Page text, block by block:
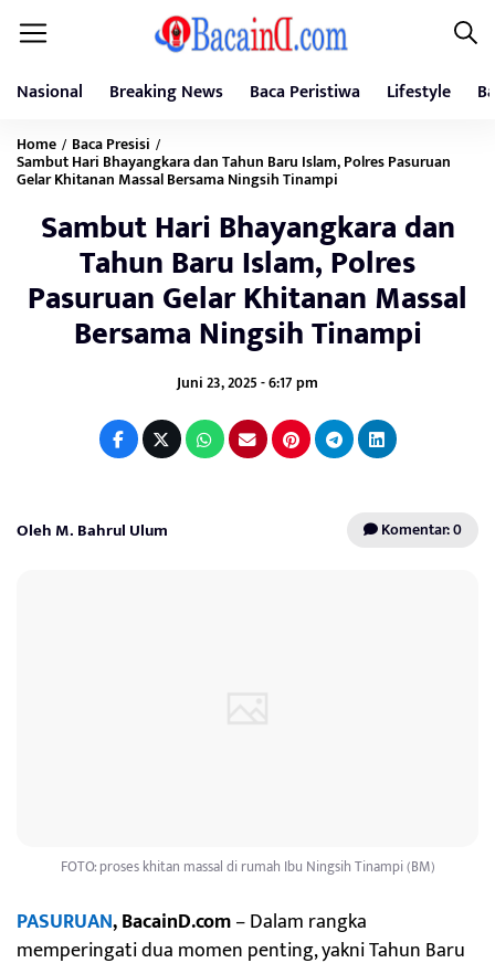
Nasional Breaking News Baca Peristiwa Lifestyle
Home / Baca Presisi /
Sambut Hari Bhayangkara dan Tahun Baru Islam, Polres Pasuruan
Gelar Khitanan Massal Bersama Ningsih Tinampi
Sambut Hari Bhayangkara dan
Tahun Baru Islam, Polres
Pasuruan Gelar Khitanan Massal
Bersama Ningsih Tinampi
Juni 23, 2025 - 6:17 pm
Oleh M. Bahrul Ulum Komentar: 0
FOTO: proses khitan massal di rumah Ibu Ningsih Tinampi (BM)
PASURUAN, BacainD.com– Dalam rangka
memperingati dua momen penting, yakni Tahun Baru